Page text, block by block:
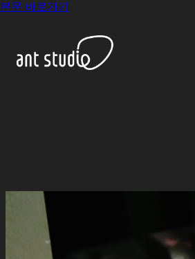
본문 바로가기